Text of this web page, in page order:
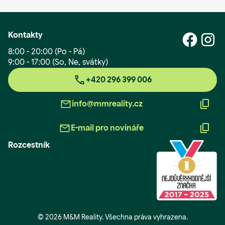
Kontakty
8:00 - 20:00 (Po - Pá)
9:00 - 17:00 (So, Ne, svátky)
+420 296 399 006
info@mmreality.cz
E-mail pro novináře
Rozcestník
© 2026 M&M Reality. Všechna práva vyhrazena.